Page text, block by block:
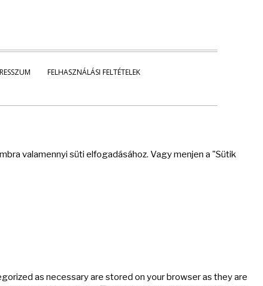
FELHASZNÁLÁSI FELTÉTELEK
valamennyi süti elfogadásához. Vagy menjen a "Sütik
as necessary are stored on your browser as they are